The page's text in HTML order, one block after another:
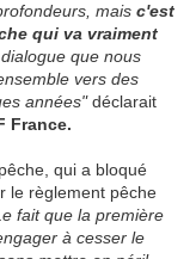
mais c'est
qui va vraiment
que nous
vers des
années"déclarait
France.
qui a bloqué
le règlement pêche
fait que la première
à cesser le